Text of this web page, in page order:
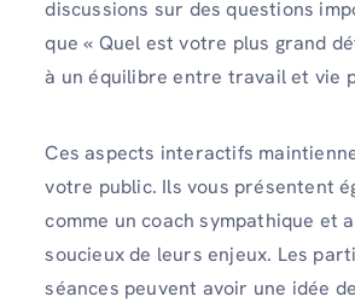
discussions sur des questions
que « Quel est votre plus grand
à un équilibre entre travail et vie
Ces aspects interactifs
votre public. Ils vous présentent
comme un coach sympathique et
soucieux de leurs enjeux. Les
séances peuvent avoir une idée